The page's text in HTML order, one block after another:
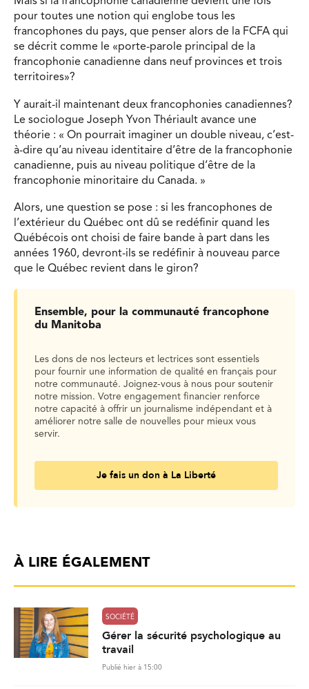
pour toutes une notion qui englobe tous les
francophones du pays, que penser alors de la FCFA qui
se décrit comme le «porte-parole principal de la
francophonie canadienne dans neuf provinces et trois
territoires»?
Y aurait-il maintenant deux francophonies canadiennes?
Le sociologue Joseph Yvon Thériault avance une
théorie : « On pourrait imaginer un double niveau, c’est-
à-dire qu’au niveau identitaire d’être de la francophonie
canadienne, puis au niveau politique d’être de la
francophonie minoritaire du Canada. »
Alors, une question se pose : si les francophones de
l’extérieur du Québec ont dû se redéfinir quand les
Québécois ont choisi de faire bande à part dans les
années 1960, devront-ils se redéfinir à nouveau parce
que le Québec revient dans le giron?
Ensemble, pour la communauté francophone
du Manitoba
Les dons de nos lecteurs et lectrices sont essentiels
pour fournir une information de qualité en français pour
notre communauté. Joignez-vous à nous pour soutenir
notre mission. Votre engagement financier renforce
notre capacité à offrir un journalisme indépendant et à
améliorer notre salle de nouvelles pour mieux vous
servir.
Je fais un don à La Liberté
À LIRE ÉGALEMENT
SOCIÉTÉ
Gérer la sécurité psychologique au
travail
Publié hier à 15:00